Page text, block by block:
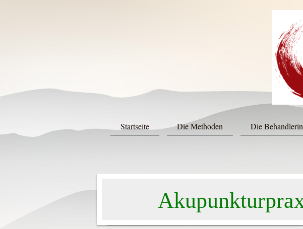
Startseite Die Methoden Die Behandlerin